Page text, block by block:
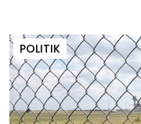
POLITIK